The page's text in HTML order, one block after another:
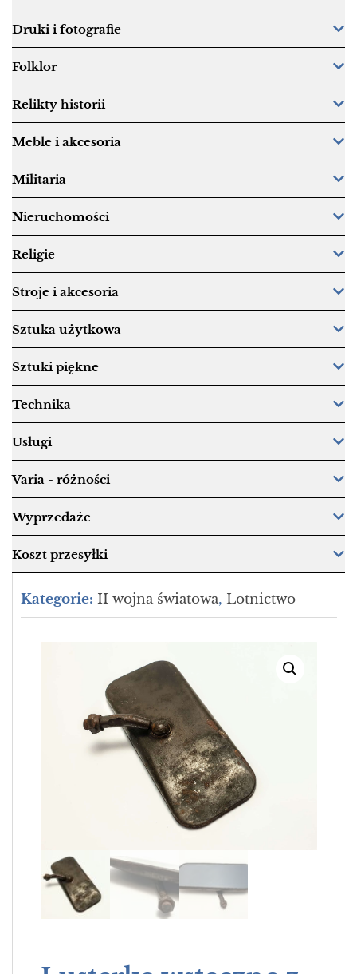
Druki i fotografie
Folklor
Relikty historii
Meble i akcesoria
Militaria
Nieruchomości
Religie
Stroje i akcesoria
Sztuka użytkowa
Sztuki piękne
Technika
Usługi
Varia - różności
Wyprzedaże
Koszt przesyłki
Kategorie: II wojna światowa, Lotnictwo